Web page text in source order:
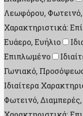
Λεωφόρου,
Χαρακτηριστικά:
Ευάερο, Ευήλιο
Επιπλωμένο
Γωνιακό,
Ιδιαίτερα
Φωτεινό,